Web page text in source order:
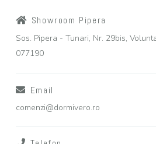
Showroom Pipera
Sos. Pipera - Tunari, Nr. 29bis,
077190
Email
comenzi@dormivero.ro